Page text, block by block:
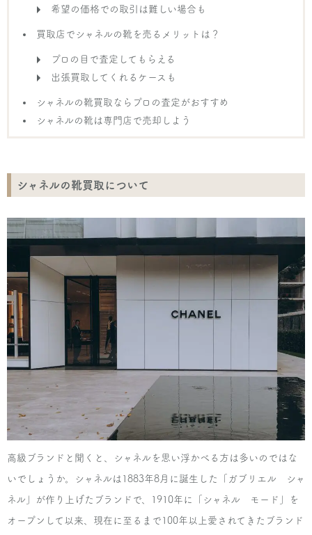
希望の価格での取引は難しい場合も
買取店でシャネルの靴を売るメリットは？
プロの目で査定してもらえる
出張買取してくれるケースも
シャネルの靴買取ならプロの査定がおすすめ
シャネルの靴は専門店で売却しよう
シャネルの靴買取について
高級ブランドと聞くと、シャネルを思い浮かべる方は多いのではな
いでしょうか。シャネルは1883年8月に誕生した「ガブリエル シャ
ネル」が作り上げたブランドで、1910年に「シャネル モード」を
オープンして以来、現在に至るまで100年以上愛されてきたブランド